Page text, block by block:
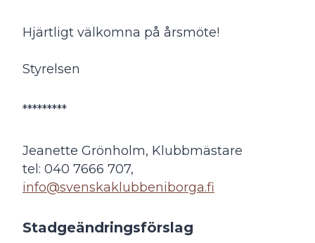
Hjärtligt välkomna på årsmöte!
Styrelsen
*********
Jeanette Grönholm, Klubbmästare
tel: 040 7666 707,
info@svenskaklubbeniborga.fi
Stadgeändringsförslag